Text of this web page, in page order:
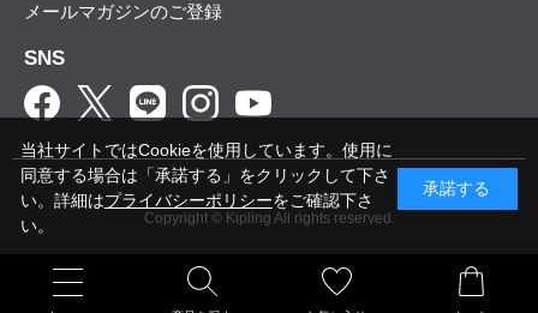
メールマガジンのご登録
SNS
Copyright © Kipling All rights reserved.
当社サイトではCookieを使用しています。使用に
同意する場合は「承諾する」をクリックして下さ
い。詳細はプライバシーポリシーをご確認下さ
い。
承諾する